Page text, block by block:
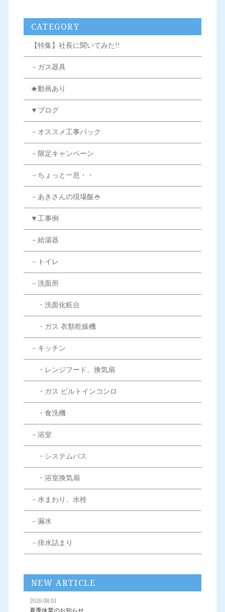
CATEGORY
【特集】社長に聞いてみた!!
－ガス器具
★動画あり
▼ブログ
－オススメ工事パック
－限定キャンペーン
－ちょっと一息・・
－あきさんの現場飯🍚
▼工事例
－給湯器
－トイレ
－洗面所
・洗面化粧台
・ガス 衣類乾燥機
－キッチン
・レンジフード、換気扇
・ガス ビルトインコンロ
・食洗機
－浴室
・システムバス
・浴室換気扇
－水まわり、水栓
－漏水
－排水詰まり
NEW ARTICLE
2026.08.01
夏季休業のお知らせ